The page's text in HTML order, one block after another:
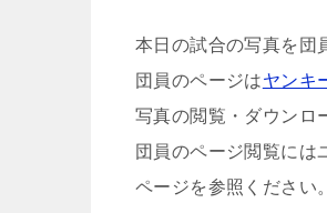
本日の試合の写真を団
団員のページはヤンキ
写真の閲覧・ダウンロ
団員のページ閲覧には
ページを参照ください。